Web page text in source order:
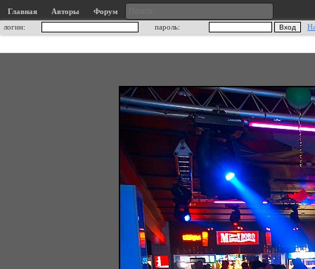
Главная Авторы
Форум
логин:
пароль: